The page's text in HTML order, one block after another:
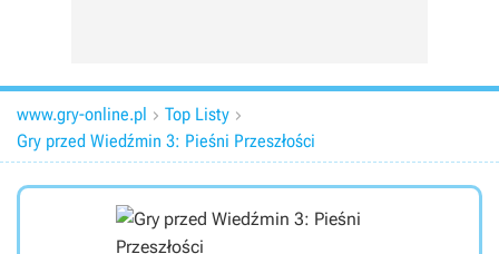
www.gry-online.pl  Top Listy 
Gry przed Wiedźmin 3: Pieśni Przeszłości